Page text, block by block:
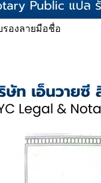
องลายมือชื่อ